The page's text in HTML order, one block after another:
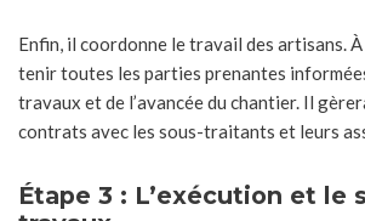
Enfin, il coordonne le travail des artisans.
tenir toutes les parties prenantes
travaux et de l’avancée du chantier. Il
contrats avec les sous-traitants et leurs
Étape 3 : L’exécution et le